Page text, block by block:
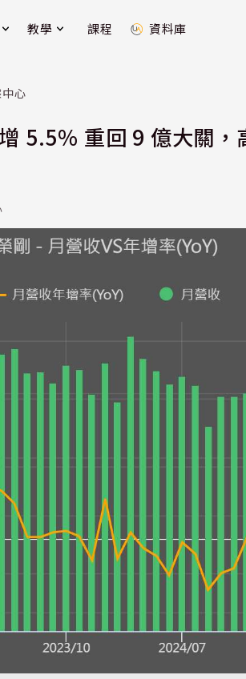
教學 課程 資料庫
心
5.5% 重回 9 億大關，